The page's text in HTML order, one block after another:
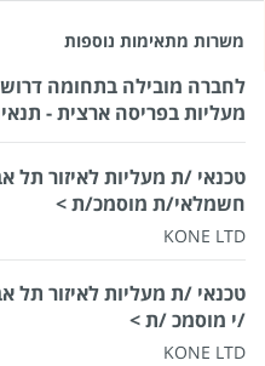
משרות מתאימות נוספות
לחברה מובילה בתחומה
מעליות בפריסה ארצית -
טכנאי /ת מעליות לאיזור תל
חשמלאי/ת מוסמכ/ת >
KONE LTD
טכנאי /ת מעליות לאיזור תל
/י מוסמכ /ת >
KONE LTD